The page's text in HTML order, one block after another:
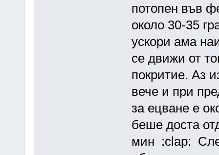
потопен във
около 30-35
ускори ама
се движи от
покритие. Аз
вече и при
за ецване е
беше доста
мин :clap: